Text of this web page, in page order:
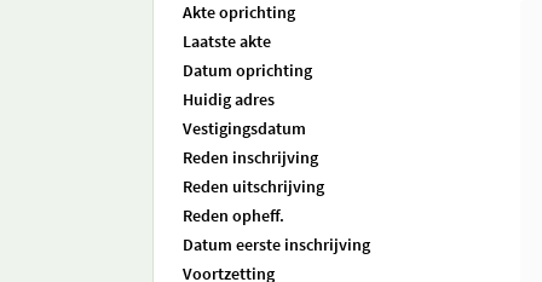
Akte oprichting
Laatste akte
Datum oprichting
Huidig adres
Vestigingsdatum
Reden inschrijving
Reden uitschrijving
Reden opheff.
Datum eerste inschrijving
Voortzetting